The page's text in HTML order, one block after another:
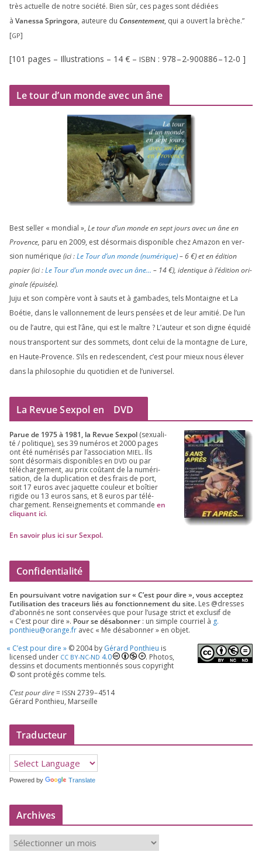
très actuelle de notre socié­té. Bien sûr, ces pages sont dédiées
à Vanessa Springora, auteure du Consentement, qui a ouvert la brèche.”
[GP]
[101 pages – Illustrations – 14 € – ISBN : 978–2‑900886–12‑0 ]
Le tour d’un monde avec un âne
Best sel­ler « mon­dial », Le tour d’un monde en sept jours avec un âne en
Provence, paru en 2009, est désor­mais dis­po­nible chez Amazon en ver­
sion numé­rique (ici :Le Tour d’un monde (numé­rique)–6€) et en édi­tion
papier (ici :Le Tour d’un monde avec un âne… – 14€), iden­tique à l’é­di­tion ori­
gi­nale (épui­sée).
Juju et son com­père vont à sauts et à gam­bades, tels Montaigne et La
Boétie, dans le val­lon­ne­ment de leurs pen­sées et de leur ami­tié. De l’un
ou de l’autre, qui est l’âne, qui est le maître ? L’auteur et son digne équi­dé
nous trans­portent sur des som­mets, dont celui de la mon­tagne de Lure,
en Haute-Provence. S’ils en redes­cendent, c’est pour mieux nous éle­ver
dans la phi­lo­so­phie du quo­ti­dien et de l’universel.
La Revue Sexpol en DVD
Parue de 1975à 1981, la Revue Sex­pol (sexua­li­
té /​ poli­tique), ses39 numé­ros et2000 pages
ont été numé­ri­sés par l’as­so­cia­tion MIEL. Ils
sont désor­mais dis­po­nibles en DVD ou par
télé­char­ge­ment, au prix coû­tant de la numé­ri­
sa­tion, de la dupli­ca­tion et des frais de port,
soit 17 euros avec jaquette cou­leur et boî­tier
rigide ou 13 euros sans, et 8 euros par télé­
char­ge­ment. Ren­sei­gne­ments et com­mande en
cli­quant ici.
En savoir plus ici sur Sexpol.
Confidentialité
En pour­sui­vant votre navi­ga­tion sur « C’est pour dire », vous accep­tez
l’utilisation des tra­ceurs liés au fonc­tion­ne­ment du site. Les @dresses
d’a­bon­nés ne sont conser­vées que pour l’u­sage strict et exclu­sif de
« C’est pour dire ». Pour se désa­bon­ner : un simple cour­riel à g.​
ponthieu@​orange.​fr avec « Me désa­bon­ner » en objet.
« C’est pour dire » ©2004by Gérard Ponthieu is
licen­sed under CC BY-NC-ND 4.0
. Photos,
des­sins et docu­ments men­tion­nés sous copy­right
© sont pro­té­gés comme tels.
C’est pour dire= ISSN 2739–4514
Gérard Ponthieu, Marseille
Traducteur
Powered by Translate
Archives